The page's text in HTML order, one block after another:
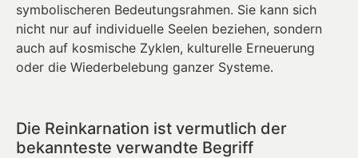
symbolischeren Bedeutungsrahmen. Sie kann sich
nicht nur auf individuelle Seelen beziehen, sondern
auch auf kosmische Zyklen, kulturelle Erneuerung
oder die Wiederbelebung ganzer Systeme.
Die Reinkarnation ist vermutlich der
bekannteste verwandte Begriff